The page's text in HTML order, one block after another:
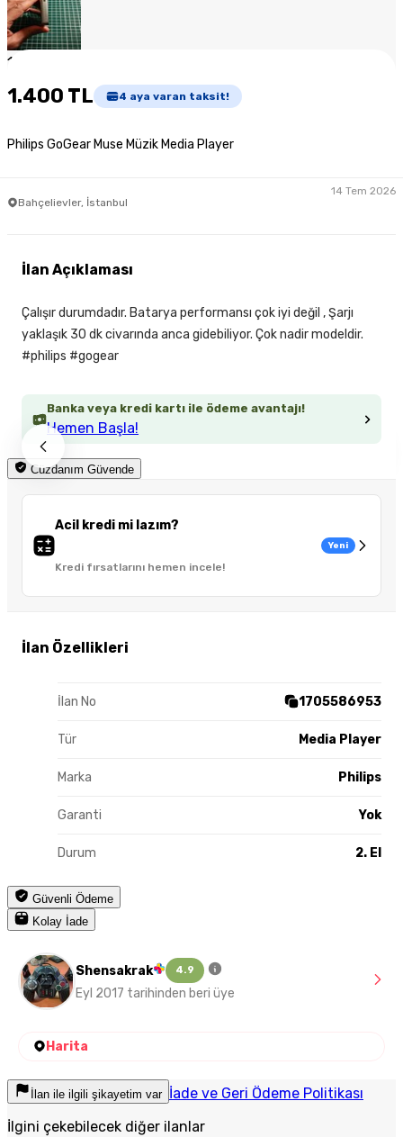
1
1.400 TL 4 aya varan taksit!
Philips GoGear Muse Müzik Media Player
Bahçelievler, İstanbul
14 Tem 2026
Banka veya kredi kartı ile ödeme avantajı!
Hemen Başla!
Cüzdanım Güvende
Acil kredi mi lazım?
Kredi fırsatlarını hemen incele!
Yeni
İlan Özellikleri
İlan No 1705586953
Tür Media Player
Marka Philips
Garanti Yok
Durum 2. El
Güvenli Ödeme
Kolay İade
İlan Açıklaması
Çalışır durumdadır. Batarya performansı çok iyi değil , Şarjı
yaklaşık 30 dk civarında anca gidebiliyor. Çok nadir modeldir.
#philips #gogear
Shensakrak 4.9
Eyl 2017 tarihinden beri üye
Harita
İlan ile ilgili şikayetim var İade ve Geri Ödeme Politikası
İlgini çekebilecek diğer ilanlar